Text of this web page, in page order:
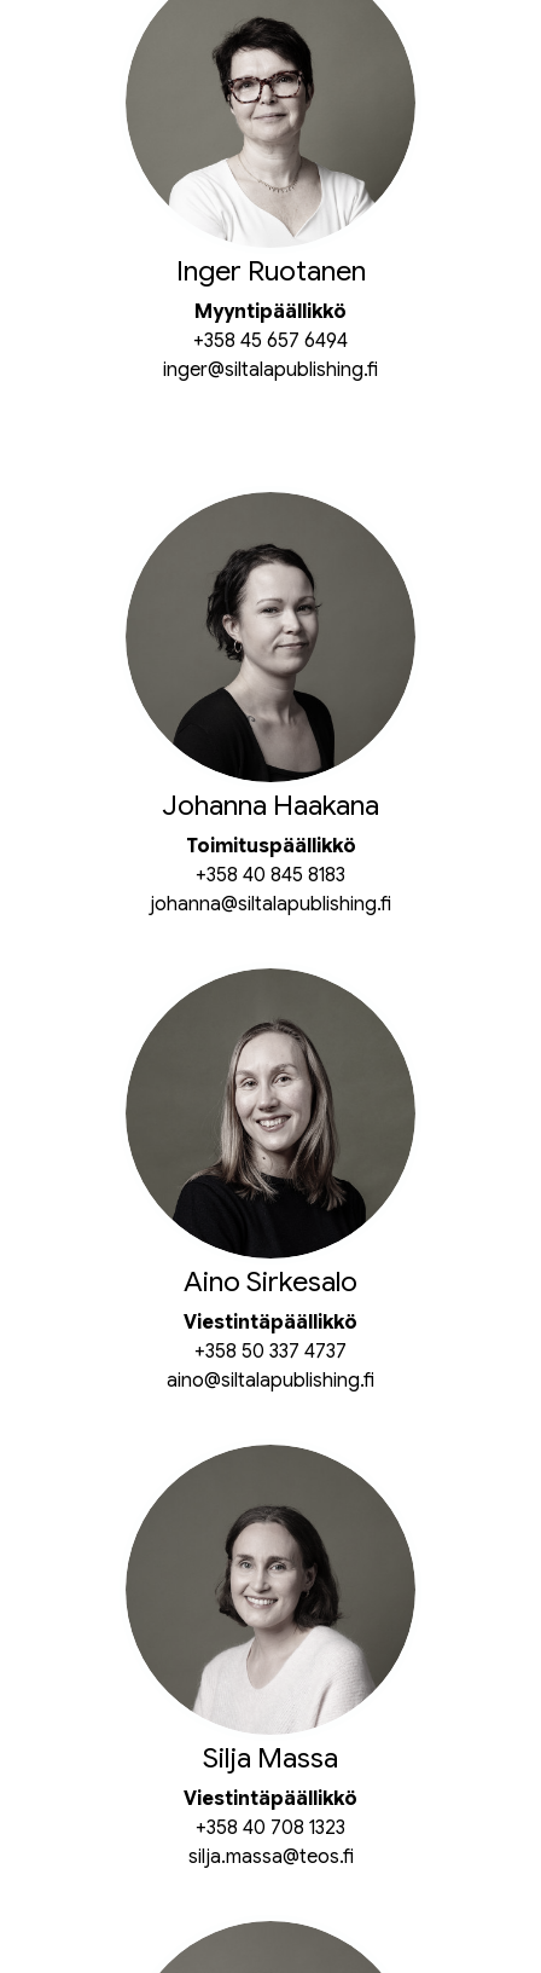
Inger Ruotanen
Myyntipäällikkö
+358 45 657 6494
inger@siltalapublishing.fi
Johanna Haakana
Toimituspäällikkö
+358 40 845 8183
johanna@siltalapublishing.fi
Aino Sirkesalo
Viestintäpäällikkö
+358 50 337 4737
aino@siltalapublishing.fi
Silja Massa
Viestintäpäällikkö
+358 40 708 1323
silja.massa@teos.fi